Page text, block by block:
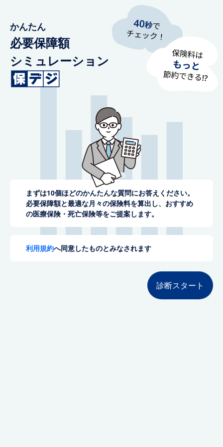
かんたん
必要保障額
シミュレーション
まずは10個ほどのかんたんな質問にお答えください。
必要保障額と最適な月々の保険料を算出し、おすすめ
の医療保険・死亡保険等をご提案します。
利用規約へ同意したものとみなされます
診断スタート